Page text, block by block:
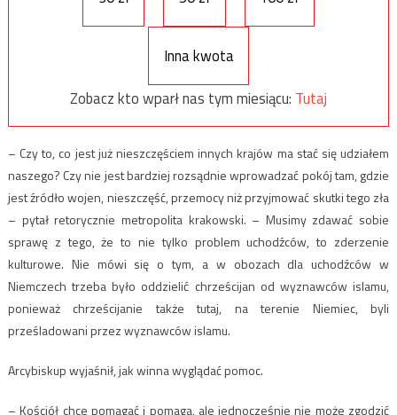
Inna kwota
Zobacz kto wparł nas tym miesiącu: Tutaj
– Czy to, co jest już nieszczęściem innych krajów ma stać się udziałem
naszego? Czy nie jest bardziej rozsądnie wprowadzać pokój tam, gdzie
jest źródło wojen, nieszczęść, przemocy niż przyjmować skutki tego zła
– pytał retorycznie metropolita krakowski. – Musimy zdawać sobie
sprawę z tego, że to nie tylko problem uchodźców, to zderzenie
kulturowe. Nie mówi się o tym, a w obozach dla uchodźców w
Niemczech trzeba było oddzielić chrześcijan od wyznawców islamu,
ponieważ chrześcijanie także tutaj, na terenie Niemiec, byli
prześladowani przez wyznawców islamu.
Arcybiskup wyjaśnił, jak winna wyglądać pomoc.
– Kościół chce pomagać i pomaga, ale jednocześnie nie może zgodzić